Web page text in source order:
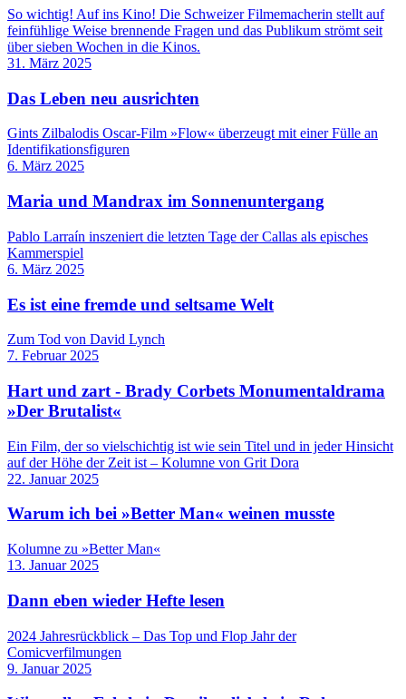
So wichtig! Auf ins Kino! Die Schweizer Filmemacherin stellt auf
feinfühlige Weise brennende Fragen und das Publikum strömt seit
über sieben ­Woch­en in die Kinos.
31. März 2025
Das Leben neu ausrichten
Gints Zilbalodis Oscar-Film »Flow« überzeugt mit einer Fülle an
Identifikationsfiguren
6. März 2025
Maria und Mandrax im Sonnenuntergang
Pablo Larraín inszeniert die letzten Tage der Callas als episches
Kammerspiel
6. März 2025
Es ist eine fremde und seltsame Welt
Zum Tod von David Lynch
7. Februar 2025
Hart und zart - Brady Corbets Monumentaldrama
»Der Brutalist«
Ein Film, der so vielschichtig ist wie sein Titel und in jeder Hinsicht
auf der Höhe der Zeit ist – Kolumne von Grit Dora
22. Januar 2025
Warum ich bei »Better Man« weinen musste
Kolumne zu »Better Man«
13. Januar 2025
Dann eben wieder Hefte lesen
2024 Jahresrückblick – Das Top und Flop Jahr der
Comicverfilmungen
9. Januar 2025